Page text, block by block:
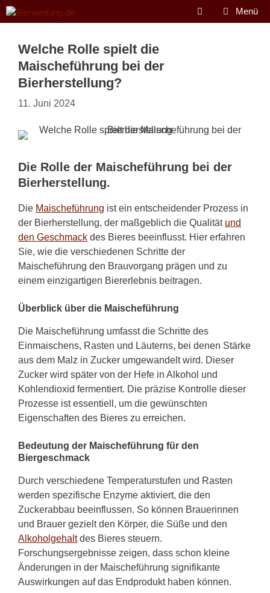
Zum
Inhalt
Menü
Welche Rolle spielt die
Maischeführung bei der
Bierherstellung?
11. Juni 2024
Die Rolle der Maischeführung bei der
Bierherstellung.
Die Maischeführung ist ein entscheidender Prozess in
der Bierherstellung, der maßgeblich die Qualität und
den Geschmack des Bieres beeinflusst. Hier erfahren
Sie, wie die verschiedenen Schritte der
Maischeführung den Brauvorgang prägen und zu
einem einzigartigen Biererlebnis beitragen.
Überblick über die Maischeführung
Die Maischeführung umfasst die Schritte des
Einmaischens, Rasten und Läuterns, bei denen Stärke
aus dem Malz in Zucker umgewandelt wird. Dieser
Zucker wird später von der Hefe in Alkohol und
Kohlendioxid fermentiert. Die präzise Kontrolle dieser
Prozesse ist essentiell, um die gewünschten
Eigenschaften des Bieres zu erreichen.
Bedeutung der Maischeführung für den
Biergeschmack
Durch verschiedene Temperaturstufen und Rasten
werden spezifische Enzyme aktiviert, die den
Zuckerabbau beeinflussen. So können Brauerinnen
und Brauer gezielt den Körper, die Süße und den
Alkoholgehaltdes Bieres steuern.
Forschungsergebnisse zeigen, dass schon kleine
Änderungen in der Maischeführung signifikante
Auswirkungen auf das Endprodukt haben können.